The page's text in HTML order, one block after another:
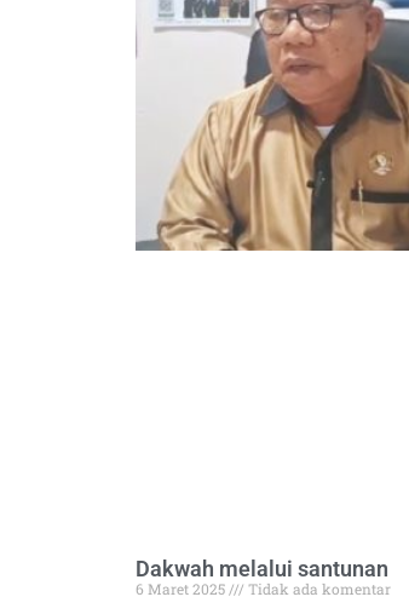
Dakwah melalui santunan
6 Maret 2025 Tidak ada komentar